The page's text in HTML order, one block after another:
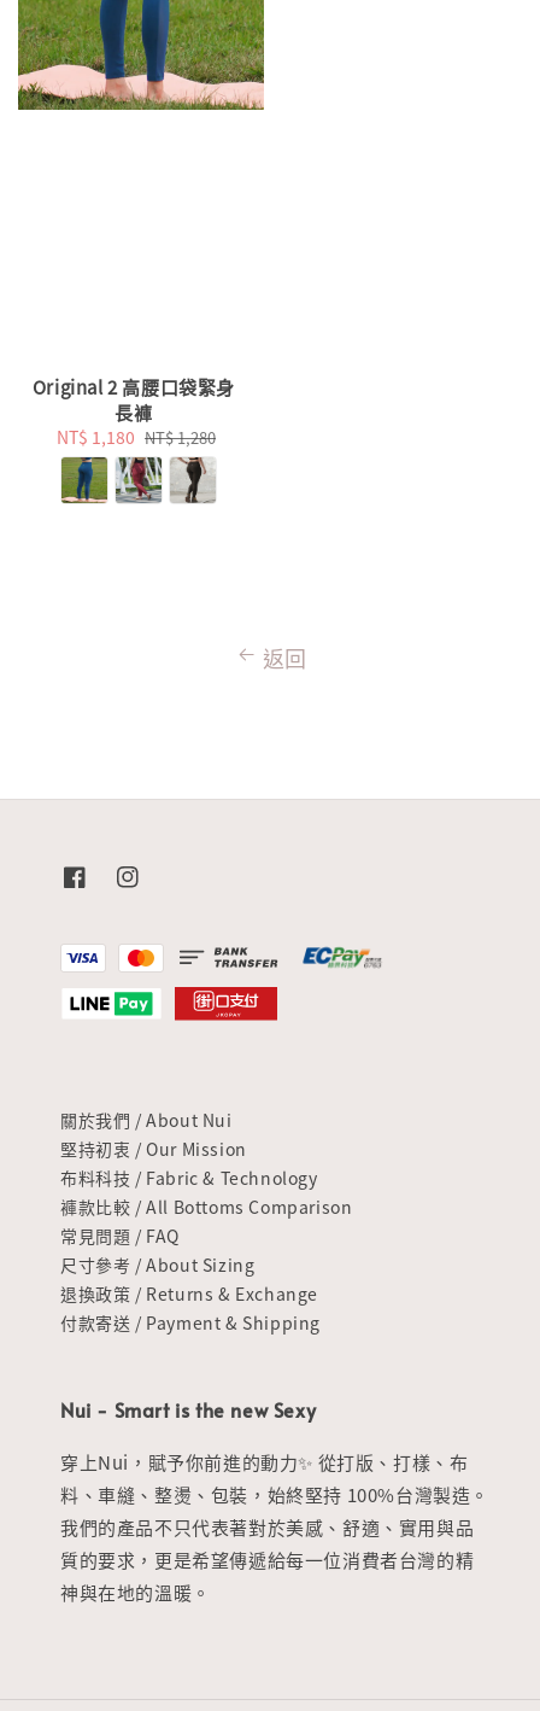
Original 2 高腰口袋緊身
長褲
Sale
price
NT$ 1,180 Regular
price
NT$ 1,280
返回
關於我們 / About Nui
堅持初衷 / Our Mission
布料科技 / Fabric & Technology
褲款比較 / All Bottoms Comparison
常見問題 / FAQ
尺寸參考 / About Sizing
退換政策 / Returns & Exchange
付款寄送 / Payment & Shipping
Nui - Smart is the new Sexy
穿上Nui，賦予你前進的動力✨ 從打版、打樣、布
料、車縫、整燙、包裝，始終堅持 100%台灣製造。
我們的產品不只代表著對於美感、舒適、實用與品
質的要求，更是希望傳遞給每一位消費者台灣的精
神與在地的溫暖。